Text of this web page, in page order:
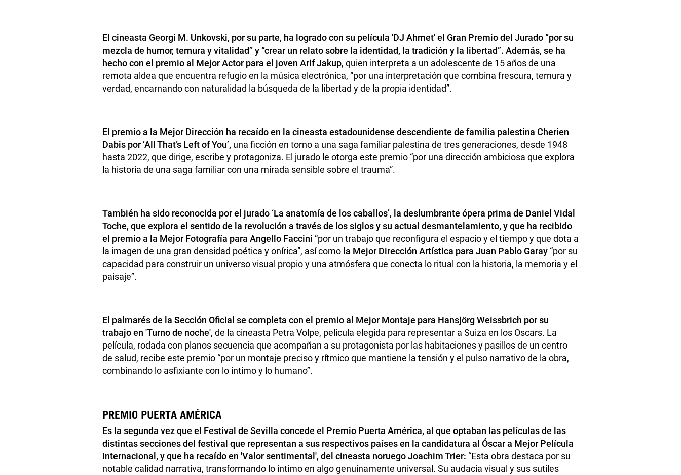
El cineasta Georgi M. Unkovski, por su parte, ha logrado con su película 'DJ Ahmet' el Gran Premio del Jurado “por su
mezcla de humor, ternura y vitalidad” y “crear un relato sobre la identidad, la tradición y la libertad”. Además, se ha
hecho con el premio al Mejor Actor para el joven Arif Jakup, quien interpreta a un adolescente de 15 años de una
remota aldea que encuentra refugio en la música electrónica, “por una interpretación que combina frescura, ternura y
verdad, encarnando con naturalidad la búsqueda de la libertad y de la propia identidad”.
El premio a la Mejor Dirección ha recaído en la cineasta estadounidense descendiente de familia palestina Cherien
Dabis por ‘All That’s Left of You’, una ficción en torno a una saga familiar palestina de tres generaciones, desde 1948
hasta 2022, que dirige, escribe y protagoniza. El jurado le otorga este premio “por una dirección ambiciosa que explora
la historia de una saga familiar con una mirada sensible sobre el trauma”.
También ha sido reconocida por el jurado ‘La anatomía de los caballos’, la deslumbrante ópera prima de Daniel Vidal
Toche, que explora el sentido de la revolución a través de los siglos y su actual desmantelamiento, y que ha recibido
el premio a la Mejor Fotografía para Angello Faccini “por un trabajo que reconfigura el espacio y el tiempo y que dota a
la imagen de una gran densidad poética y onírica”, así como la Mejor Dirección Artística para Juan Pablo Garay “por su
capacidad para construir un universo visual propio y una atmósfera que conecta lo ritual con la historia, la memoria y el
paisaje”.
El palmarés de la Sección Oficial se completa con el premio al Mejor Montaje para Hansjörg Weissbrich por su
trabajo en 'Turno de noche', de la cineasta Petra Volpe, película elegida para representar a Suiza en los Oscars. La
película, rodada con planos secuencia que acompañan a su protagonista por las habitaciones y pasillos de un centro
de salud, recibe este premio “por un montaje preciso y rítmico que mantiene la tensión y el pulso narrativo de la obra,
combinando lo asfixiante con lo íntimo y lo humano”.
PREMIO PUERTA AMÉRICA
Es la segunda vez que el Festival de Sevilla concede el Premio Puerta América, al que optaban las películas de las
distintas secciones del festival que representan a sus respectivos países en la candidatura al Óscar a Mejor Película
Internacional, y que ha recaído en 'Valor sentimental', del cineasta noruego Joachim Trier: “Esta obra destaca por su
notable calidad narrativa, transformando lo íntimo en algo genuinamente universal. Su audacia visual y sus sutiles